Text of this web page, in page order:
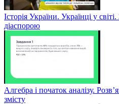
Історія України. Українці у
діаспорою
Алгебра і початок аналізу.
змісту